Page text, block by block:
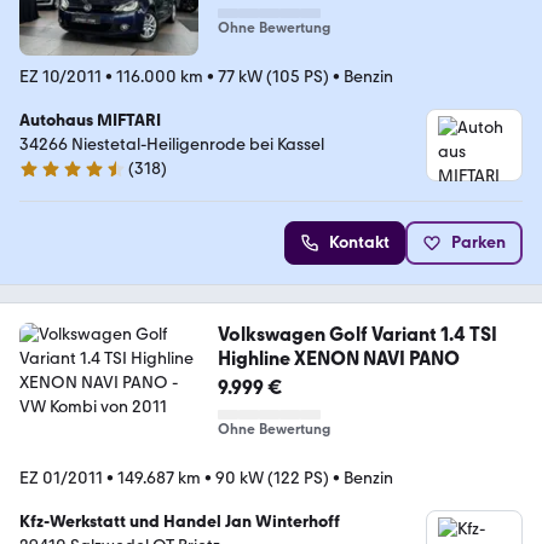
Ohne Bewertung
EZ 10/2011 • 116.000 km • 77 kW (105 PS) • Benzin
Autohaus MIFTARI
34266 Niestetal-Heiligenrode bei Kassel
4.7 Sterne
(318)
Kontakt Parken
Volkswagen Golf Variant 1.4 TSI
Highline XENON NAVI PANO
9.999 €
Ohne Bewertung
EZ 01/2011 • 149.687 km • 90 kW (122 PS) • Benzin
Kfz-Werkstatt und Handel Jan Winterhoff